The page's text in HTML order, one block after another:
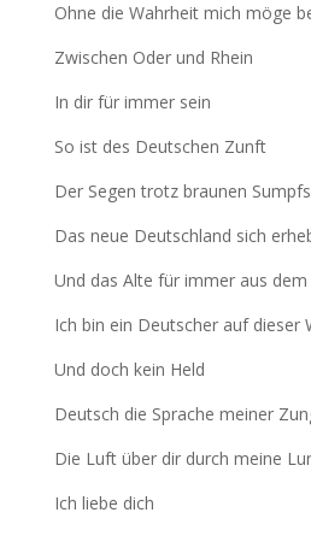
Ohne die Wahrheit mich möge
Zwischen Oder und Rhein
In dir für immer sein
So ist des Deutschen Zunft
Der Segen trotz braunen Sumpfs
Das neue Deutschland sich
Und das Alte für immer aus
Ich bin ein Deutscher auf dieser
Und doch kein Held
Deutsch die Sprache meiner
Die Luft über dir durch meine
Ich liebe dich